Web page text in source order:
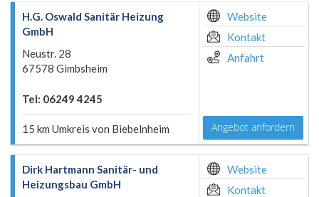
H.G. Oswald Sanitär Heizung
GmbH
Neustr. 28
67578 Gimbsheim
Tel: 06249 4245
15 km Umkreis von Biebelnheim
Website
Kontakt
Anfahrt
Angebot anfordern
Dirk Hartmann Sanitär- und
Heizungsbau GmbH
Website
Kontakt